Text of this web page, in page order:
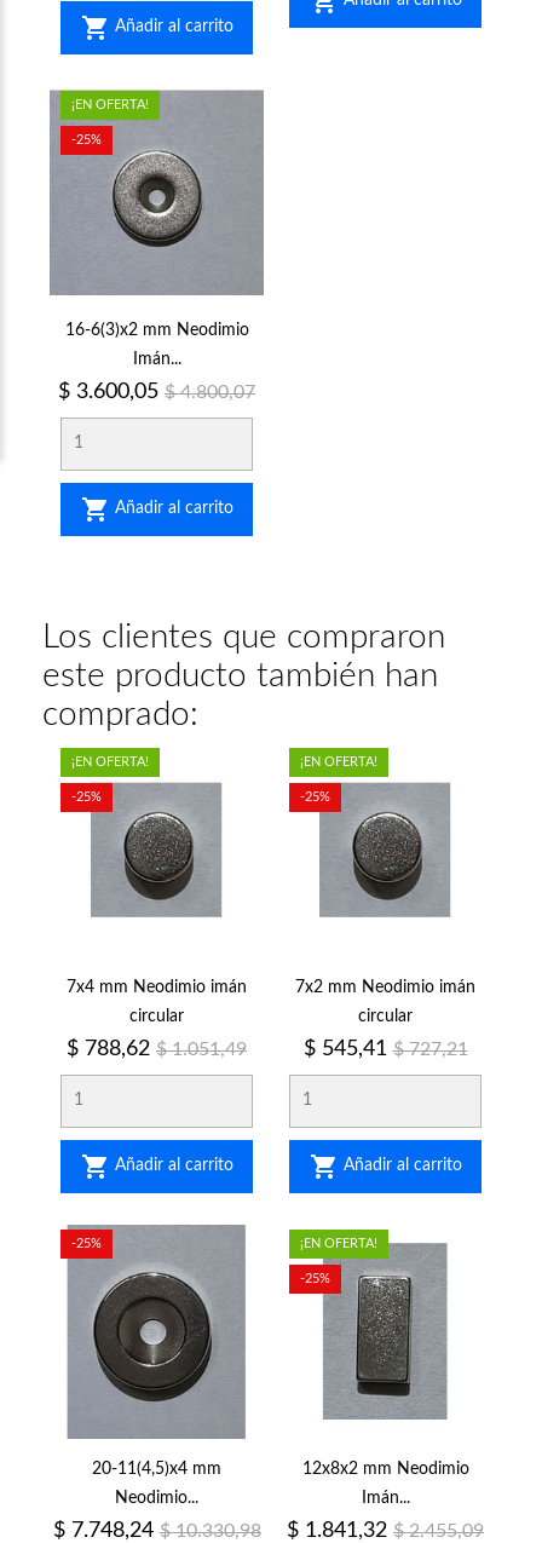
 Añadir al carrito
16-6(3)x2 mm Neodimio
Imán...
Precio
$ 3.600,05 Precio
regular
$ 4.800,07
 Añadir al carrito
¡EN OFERTA!
-25%
Los clientes que compraron
este producto también han
comprado:
7x4 mm Neodimio imán
circular
Precio
$ 788,62 Precio
regular
$ 1.051,49
 Añadir al carrito
¡EN OFERTA!
-25%
7x2 mm Neodimio imán
circular
Precio
$ 545,41 Precio
regular
$ 727,21
 Añadir al carrito
¡EN OFERTA!
-25%
20-11(4,5)x4 mm
Neodimio...
Precio
$ 7.748,24 Precio
$ 10.330,98
-25%
12x8x2 mm Neodimio
Imán...
Precio
$ 1.841,32 Precio
$ 2.455,09
¡EN OFERTA!
-25%